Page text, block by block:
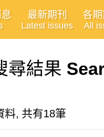
最新期刊
Latest issues
各期
All
尋結果
料, 共有18筆